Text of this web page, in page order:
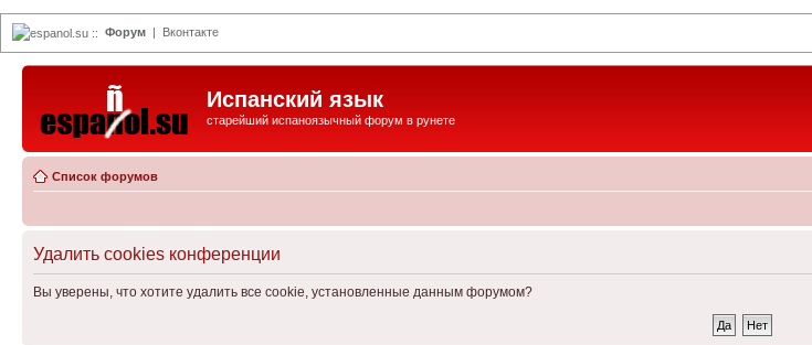
espanol.su :: Форум | Вконтакте
Испанский язык
старейший испаноязычный форум в рунете
Список форумов
Удалить cookies конференции
Вы уверены, что хотите удалить все cookie, установленные данным форумом?